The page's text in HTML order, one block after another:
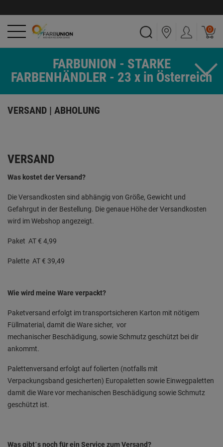
0
FARBUNION - STARKE
FARBENHÄNDLER - 23 x in Österreich
VERSAND | ABHOLUNG
VERSAND
Was kostet der Versand?
Die Versandkosten sind abhängig von Größe, Gewicht und
Gefahrgut in der Bestellung. Die genaue Höhe der Versandkosten
wird im Webshop angezeigt.
Paket AT € 4,99
Palette AT € 39,49
Wie wird meine Ware verpackt?
Paketversand erfolgt im transportsicheren Karton mit nötigem
Füllmaterial, damit die Ware sicher, vor
mechanischer Beschädigung, sowie Schmutz geschützt bei dir
ankommt.
Palettenversand erfolgt auf folierten (notfalls mit
Verpackungsband gesicherten) Europaletten sowie Einwegpaletten
damit die Ware vor mechanischen Beschädigung sowie Schmutz
geschützt ist.
Was gibt´s noch für ein Service zum Versand?